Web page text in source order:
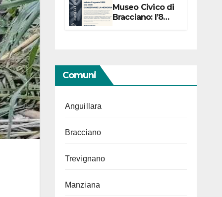
Museo Civico di
Bracciano: l’8
Comuni
Anguillara
Bracciano
Trevignano
Manziana